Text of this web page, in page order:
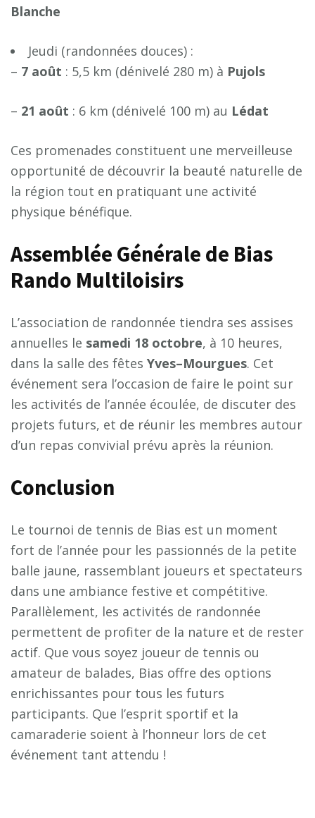
Blanche
Jeudi (randonnées douces) :
– 7 août : 5,5 km (dénivelé 280 m) à Pujols
– 21 août : 6 km (dénivelé 100 m) au Lédat
Ces promenades constituent une merveilleuse
opportunité de découvrir la beauté naturelle de
la région tout en pratiquant une activité
physique bénéfique.
Assemblée Générale de Bias
Rando Multiloisirs
L’association de randonnée tiendra ses assises
annuelles le samedi 18 octobre, à 10 heures,
dans la salle des fêtes Yves–Mourgues. Cet
événement sera l’occasion de faire le point sur
les activités de l’année écoulée, de discuter des
projets futurs, et de réunir les membres autour
d’un repas convivial prévu après la réunion.
Conclusion
Le tournoi de tennis de Bias est un moment
fort de l’année pour les passionnés de la petite
balle jaune, rassemblant joueurs et spectateurs
dans une ambiance festive et compétitive.
Parallèlement, les activités de randonnée
permettent de profiter de la nature et de rester
actif. Que vous soyez joueur de tennis ou
amateur de balades, Bias offre des options
enrichissantes pour tous les futurs
participants. Que l’esprit sportif et la
camaraderie soient à l’honneur lors de cet
événement tant attendu !